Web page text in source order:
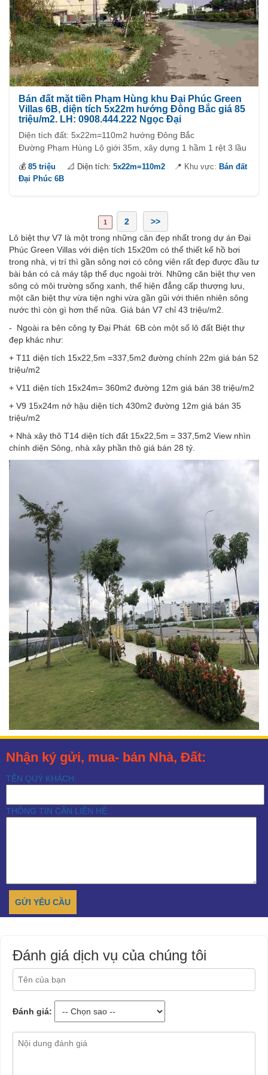
Bán đất mặt tiền Phạm Hùng khu Đại Phúc Green
Villas 6B, diện tích 5x22m hướng Đông Bắc giá 85
triệu/m2. LH: 0908.444.222 Ngọc Đại
Diện tích đất: 5x22m=110m2 hướng Đông Bắc
Đường Phạm Hùng Lộ giới 35m, xây dựng 1 hầm 1 rệt 3 lầu
Trục Đường chính kinh doanh buôn bán, làm Văn phòng
công ty.
💰 85 triệu 📐 Diện tích: 5x22m=110m2 📍 Khu vực: Bán đất
Đại Phúc 6B
1 2
>>
Lô biệt thự V7 là một trong những căn đẹp nhất trong dự án Đại
Phúc Green Villas với diện tích 15x20m có thể thiết kế hồ bơi
trong nhà, vị trí thì gần sông nơi có công viên rất đẹp được đầu tư
bài bản có cả máy tập thể dục ngoài trời. Những căn biệt thự ven
sông có môi trường sống xanh, thể hiện đẳng cấp thượng lưu,
một căn biệt thự vừa tiện nghi vừa gần gũi với thiên nhiên sông
nước thì còn gì hơn thế nữa. Giá bán V7 chỉ 43 triệu/m2.
- Ngoài ra bên công ty Đại Phát 6B còn một số lô đất Biệt thự
đẹp khác như:
+ T11 diện tích 15x22,5m =337,5m2 đường chính 22m giá bán 52
triệu/m2
+ V11 diện tích 15x24m= 360m2 đường 12m giá bán 38 triệu/m2
+ V9 15x24m nở hậu diện tích 430m2 đường 12m giá bán 35
triệu/m2
+ Nhà xây thô T14 diện tích đất 15x22,5m = 337,5m2 View nhìn
chính diện Sông, nhà xây phần thô giá bán 28 tỷ.
Nhận ký gửi, mua- bán Nhà, Đất:
TÊN QUÝ KHÁCH:
THÔNG TIN CẦN LIÊN HỆ:
Đánh giá dịch vụ của chúng tôi
Đánh giá: